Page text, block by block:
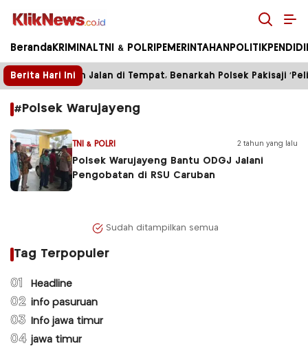
Kliknews.co.id
Beranda KRIMINAL TNI & POLRI PEMERINTAHAN POLITIK
Berita Hari Ini
Enam Bulan Jalan di Tempat, Benarkah Polsek Pakisaji
#Polsek Warujayeng
TNI & POLRI 2 tahun yang lalu
Polsek Warujayeng Bantu ODGJ Jalani
Pengobatan di RSU Caruban
Sudah ditampilkan semua
Tag Terpopuler
01 Headline
02 info pasuruan
03 Info jawa timur
04 jawa timur